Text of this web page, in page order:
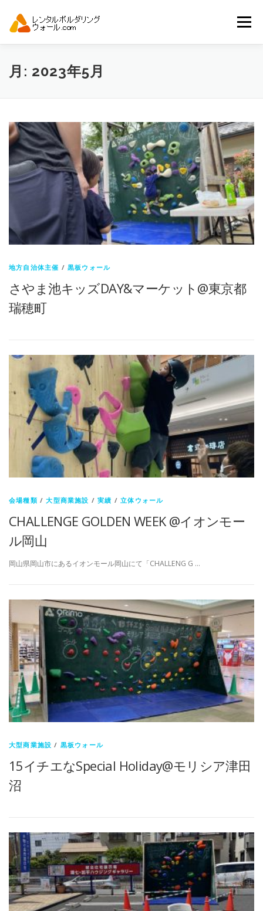
メニュー
トップ 自動見積り
月: 2023年5月
地方自治体主催 /黒板ウォール
さやま池キッズDAY&マーケット@東京都
瑞穂町
会場種類 /大型商業施設 /実績 /立体ウォール
CHALLENGE GOLDEN WEEK @イオンモー
ル岡山
岡山県岡山市にあるイオンモール岡山にて「CHALLENG G …
大型商業施設 / 黒板ウォール
15イチエなSpecial Holiday@モリシア津田
沼